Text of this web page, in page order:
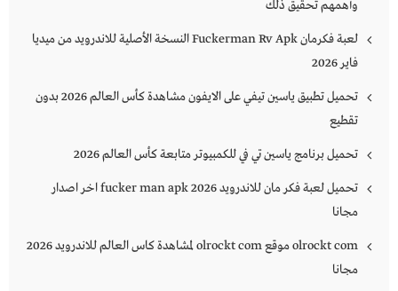
وأهمهم تحقيق ذلك
لعبة فكرمان Fuckerman Rv Apk النسخة الأصلية للاندرويد من ميديا
فاير 2026
تحميل تطبيق ياسين تيفي على الايفون مشاهدة كأس العالم 2026 بدون
تقطيع
تحميل برنامج ياسين تي في للكمبيوتر متابعة كأس العالم 2026
تحميل لعبة فكر مان للاندرويد 2026 fucker man apk اخر اصدار
مجانا
olrockt com موقع olrockt com لمشاهدة كاس العالم للاندرويد 2026
مجانا